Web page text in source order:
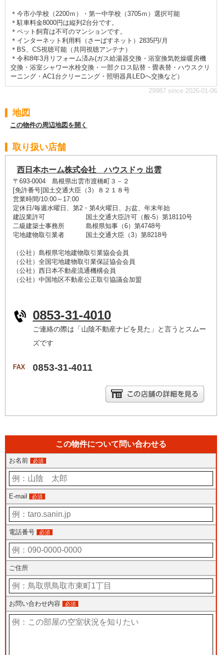
＊今市小学校（2200ｍ）・第一中学校（3705ｍ）選択可能
＊駐車料金8000円は縦列2台分です。
＊ペット飼育は不可のマンションです。
＊インターネット利用料（さーぱすネット）2835円/月
＊BS、CS視聴可能（共同視聴アンテナ）
＊令和8年3月リフォーム済み(ガス給湯器交換・浴室換気乾燥暖房機
交換・浴室シャワー水栓交換・一部クロス貼替・畳表替・ハウスクリ
ーニング・AC1台クリーニング・照明器具LEDへ交換など）
29987 since 2026-01-06
地図
この物件の周辺地図を開く
取り扱い店舗
西日本ホーム株式会社 ハウスドゥ 出雲
〒693-0004 島根県出雲市渡橋町３－２
[免許番号]国土交通大臣（3）８２１８号
営業時間/10:00～17:00
定休日/毎週水曜日、第2・第4火曜日、お盆、年末年始
建設業許可 国土交通大臣許可（般-5）第18110号
二級建築士事務所 島根県知事（6）第4748号
宅地建物取引業者 国土交通大臣（3）第8218号
（公社）島根県宅地建物取引業協会会員
（公社）全国宅地建物取引業保証協会会員
（公社）西日本不動産流通機構会員
（公社）中国地区不動産公正取引協議会加盟
0853-31-4010
ご連絡の際は「山陰不動産ナビを見た」と言うとスムー
ズです
FAX 0853-31-4011